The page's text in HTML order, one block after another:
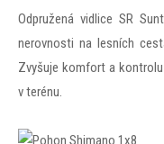
Odpružená vidlice SR
nerovnosti na lesních
Zvyšuje komfort a
v terénu.